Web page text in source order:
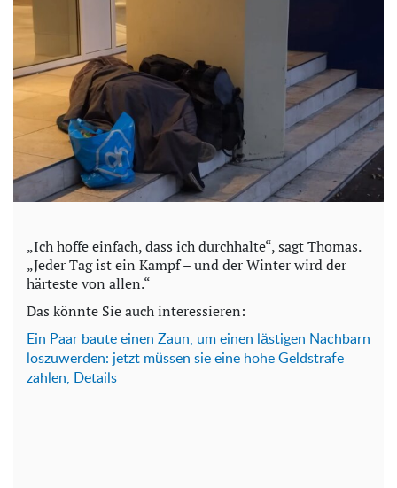
„Ich hoffe einfach, dass ich durchhalte“, sagt Thomas.
„Jeder Tag ist ein Kampf – und der Winter wird der
härteste von allen.“
Das könnte Sie auch interessieren:
Ein Paar baute einen Zaun, um einen lästigen Nachbarn
loszuwerden: jetzt müssen sie eine hohe Geldstrafe
zahlen, Details